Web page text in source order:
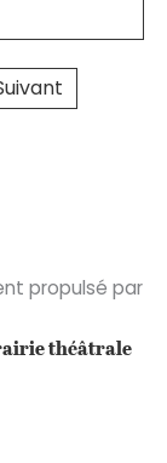
propulsé par
théâtrale